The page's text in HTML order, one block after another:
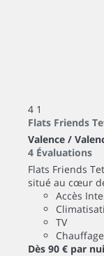
4 1
Flats Friends
Valence /
4 Évaluations
Flats Friends
situé au cœur
Accès
TV
Chauffage
Dès 90 € par